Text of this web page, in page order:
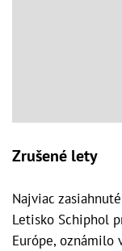
Zrušené lety
Najviac
Letisko Schiphol
Európe, oznámilo